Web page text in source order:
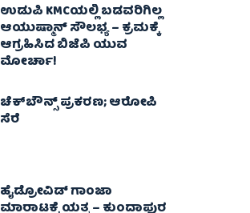
ಉಡುಪಿ KMCಯಲ್ಲಿ ಬಡವರಿಗಿಲ್ಲ
ಆಯುಷ್ಮಾನ್ ಸೌಲಭ್ಯ – ಕ್ರಮಕ್ಕೆ
ಆಗ್ರಹಿಸಿದ ಬಿಜೆಪಿ ಯುವ
ಮೋರ್ಚಾ!
ಚೆಕ್​ಬೌನ್ಸ್​ ಪ್ರಕರಣ; ಆರೋಪಿ
ಸೆರೆ
ಹೈಡ್ರೋವಿಡ್ ಗಾಂಜಾ
ಮಾರಾಟಕ್ಕೆ ಯತ್ನ – ಕುಂದಾಪುರ